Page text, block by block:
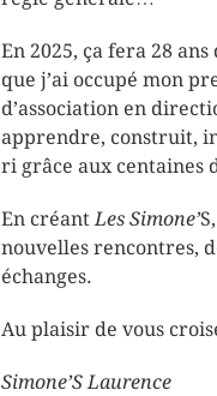
En 2025, ça fera 28
que j’ai occupé mon
d’association en
apprendre, construit,
ri grâce aux centaines
En créantLes Simone’
nouvelles rencontres,
échanges.
Au plaisir de vous
Simone’S Laurence